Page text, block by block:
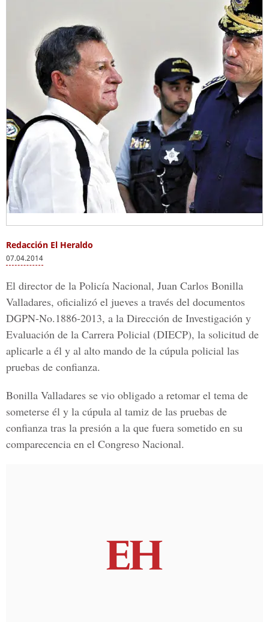
Redacción El Heraldo
07.04.2014
El director de la Policía Nacional, Juan Carlos Bonilla
Valladares, oficializó el jueves a través del documentos
DGPN-No.1886-2013, a la Dirección de Investigación y
Evaluación de la Carrera Policial (DIECP), la solicitud de
aplicarle a él y al alto mando de la cúpula policial las
pruebas de confianza.
Bonilla Valladares se vio obligado a retomar el tema de
someterse él y la cúpula al tamiz de las pruebas de
confianza tras la presión a la que fuera sometido en su
comparecencia en el Congreso Nacional.